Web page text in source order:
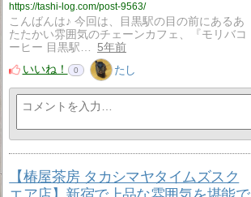
https://tashi-log.com/post-9563/
こんばんは♪ 今回は、目黒駅の目の前にあるあ
たたかい雰囲気のチェーンカフェ、『モリバコ
ーヒー 目黒駅…
5年前
いいね！
0 たし
【椿屋茶房 タカシマヤタイムズスク